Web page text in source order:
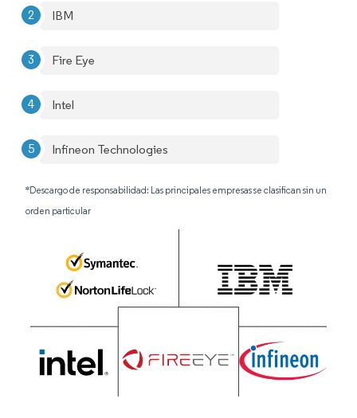
IBM
Fire Eye
Intel
Infineon Technologies
*Descargo de responsabilidad: Las principales empresas se clasifican sin un
orden particular